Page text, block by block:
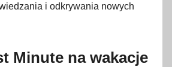
i odkrywania nowych
Minute na wakacje